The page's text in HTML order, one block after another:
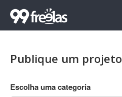
Publique um projeto
Escolha uma categoria